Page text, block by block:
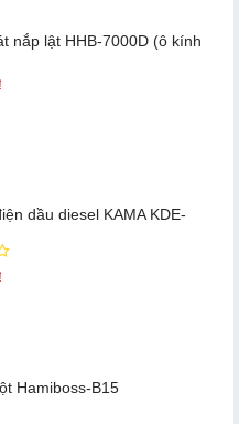
nắp lật HHB-7000D (ô kính
dầu diesel KAMA KDE-
Hamiboss-B15